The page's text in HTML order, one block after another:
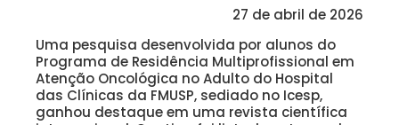
27 de abril de 2026
Uma pesquisa desenvolvida por alunos do
Programa de Residência Multiprofissional em
Atenção Oncológica no Adulto do Hospital
das Clínicas da FMUSP, sediado no Icesp,
ganhou destaque em uma revista científica